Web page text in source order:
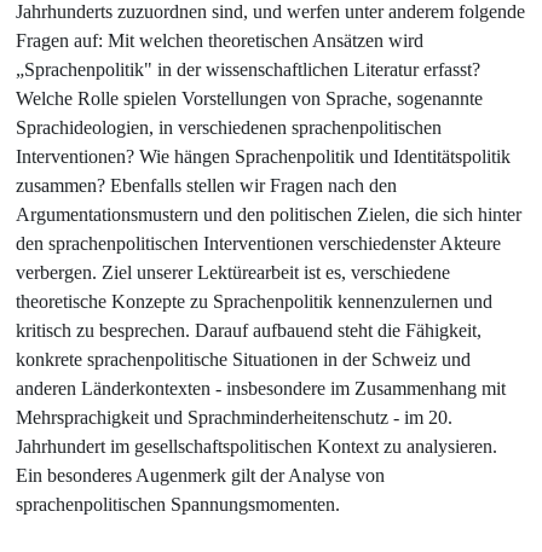
Jahrhunderts zuzuordnen sind, und werfen unter anderem folgende
Fragen auf: Mit welchen theoretischen Ansätzen wird
„Sprachenpolitik" in der wissenschaftlichen Literatur erfasst?
Welche Rolle spielen Vorstellungen von Sprache, sogenannte
Sprachideologien, in verschiedenen sprachenpolitischen
Interventionen? Wie hängen Sprachenpolitik und Identitätspolitik
zusammen? Ebenfalls stellen wir Fragen nach den
Argumentationsmustern und den politischen Zielen, die sich hinter
den sprachenpolitischen Interventionen verschiedenster Akteure
verbergen. Ziel unserer Lektürearbeit ist es, verschiedene
theoretische Konzepte zu Sprachenpolitik kennenzulernen und
kritisch zu besprechen. Darauf aufbauend steht die Fähigkeit,
konkrete sprachenpolitische Situationen in der Schweiz und
anderen Länderkontexten - insbesondere im Zusammenhang mit
Mehrsprachigkeit und Sprachminderheitenschutz - im 20.
Jahrhundert im gesellschaftspolitischen Kontext zu analysieren.
Ein besonderes Augenmerk gilt der Analyse von
sprachenpolitischen Spannungsmomenten.